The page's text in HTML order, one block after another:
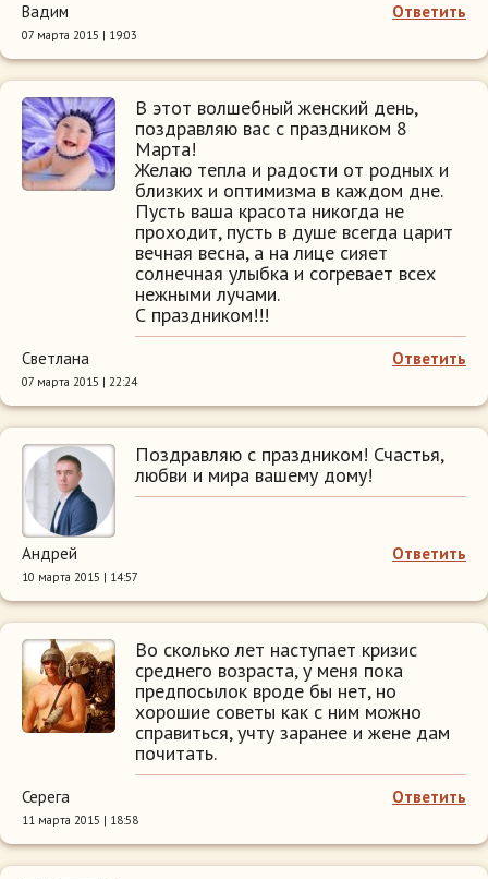
Ответить
Вадим
07 марта 2015 | 19:03
В этот волшебный женский день,
поздравляю вас с праздником 8
Марта!
Желаю тепла и радости от родных и
близких и оптимизма в каждом дне.
Пусть ваша красота никогда не
проходит, пусть в душе всегда царит
вечная весна, а на лице сияет
солнечная улыбка и согревает всех
нежными лучами.
С праздником!!!
Ответить
Светлана
07 марта 2015 | 22:24
Поздравляю с праздником! Счастья,
любви и мира вашему дому!
Ответить
Андрей
10 марта 2015 | 14:57
Во сколько лет наступает кризис
среднего возраста, у меня пока
предпосылок вроде бы нет, но
хорошие советы как с ним можно
справиться, учту заранее и жене дам
почитать.
Ответить
Серега
11 марта 2015 | 18:58